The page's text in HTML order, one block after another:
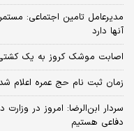
مدیرعامل تامین اجتماعی:
آنها دارد
اصابت موشک کروز به یک
زمان ثبت‌ نام حج عمره
سردار ابن‌الرضا: امروز در
دفاعی هستیم